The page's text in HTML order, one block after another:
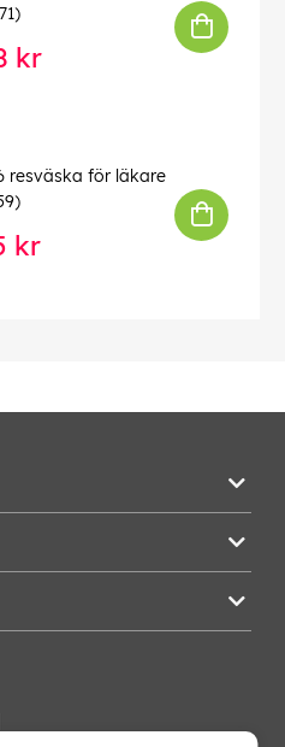
kr
resväska för läkare
kr